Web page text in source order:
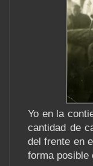
Yo en la
cantidad de
del frente en
forma posible